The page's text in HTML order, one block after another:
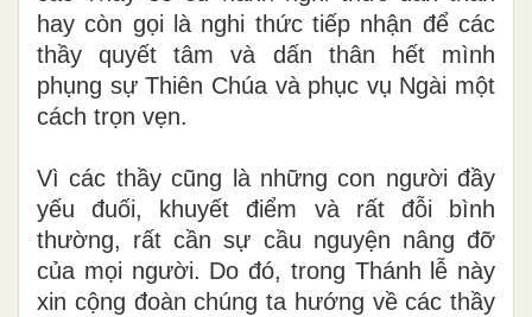
hay còn gọi là nghi thức tiếp nhận để các
thầy quyết tâm và dấn thân hết mình
phụng sự Thiên Chúa và phục vụ Ngài một
cách trọn vẹn.
Vì các thầy cũng là những con người đầy
yếu đuối, khuyết điểm và rất đỗi bình
thường, rất cần sự cầu nguyện nâng đỡ
của mọi người. Do đó, trong Thánh lễ này
xin cộng đoàn chúng ta hướng về các thầy